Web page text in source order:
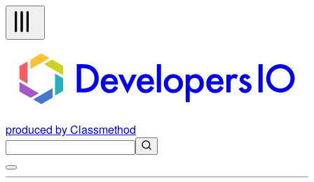
produced by Classmethod